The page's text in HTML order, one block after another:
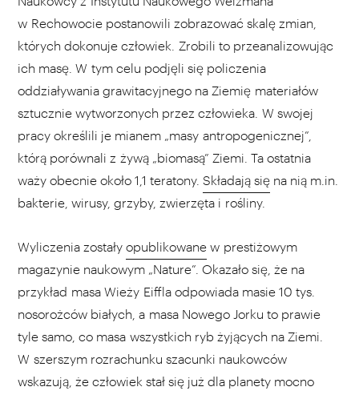
w Rechowocie postanowili zobrazować skalę zmian,
których dokonuje człowiek. Zrobili to przeanalizowując
ich masę. W tym celu podjęli się policzenia
oddziaływania grawitacyjnego na Ziemię materiałów
sztucznie wytworzonych przez człowieka. W swojej
pracy określili je mianem „masy antropogenicznej”,
którą porównali z żywą „biomasą” Ziemi. Ta ostatnia
waży obecnie około 1,1 teratony. Składają się na nią m.in.
bakterie, wirusy, grzyby, zwierzęta i rośliny.
Wyliczenia zostały opublikowane w prestiżowym
magazynie naukowym „Nature”. Okazało się, że na
przykład masa Wieży Eiffla odpowiada masie 10 tys.
nosorożców białych, a masa Nowego Jorku to prawie
tyle samo, co masa wszystkich ryb żyjących na Ziemi.
W szerszym rozrachunku szacunki naukowców
wskazują, że człowiek stał się już dla planety mocno